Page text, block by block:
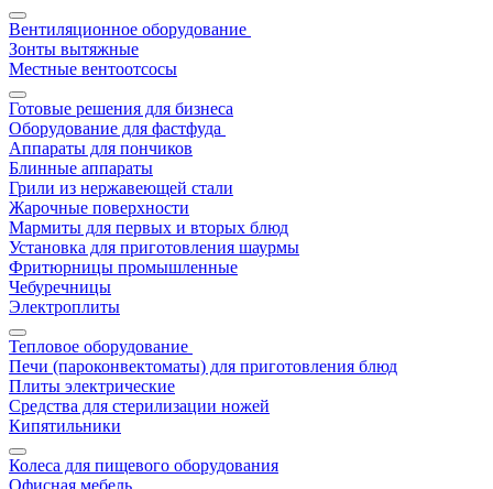
Вентиляционное оборудование
Зонты вытяжные
Местные вентоотсосы
Готовые решения для бизнеса
Оборудование для фастфуда
Аппараты для пончиков
Блинные аппараты
Грили из нержавеющей стали
Жарочные поверхности
Мармиты для первых и вторых блюд
Установка для приготовления шаурмы
Фритюрницы промышленные
Чебуречницы
Электроплиты
Тепловое оборудование
Печи (пароконвектоматы) для приготовления блюд
Плиты электрические
Средства для стерилизации ножей
Кипятильники
Колеса для пищевого оборудования
Офисная мебель